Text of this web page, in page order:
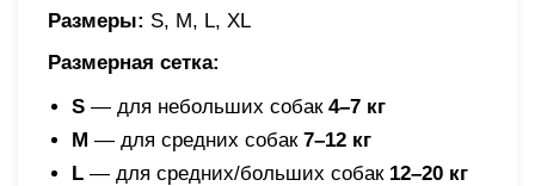
Размеры: S, M, L, XL
Размерная сетка:
S — для небольших собак 4–7 кг
M — для средних собак 7–12 кг
L — для средних/больших собак 12–20 кг